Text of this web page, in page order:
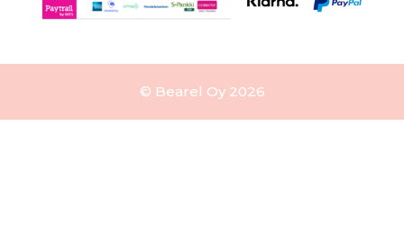
© Bearel Oy 2026